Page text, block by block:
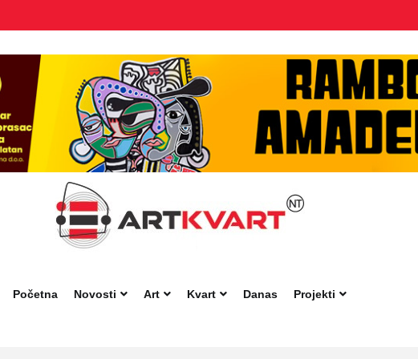
Početna
Novosti Art Kvart Danas Projekti